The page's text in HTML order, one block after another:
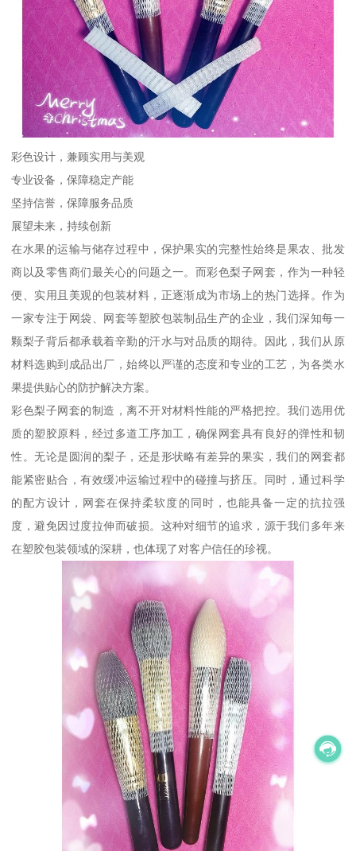
彩色设计，兼顾实用与美观
专业设备，保障稳定产能
坚持信誉，保障服务品质
展望未来，持续创新
在水果的运输与储存过程中，保护果实的完整性始终是果农、批发
商以及零售商们最关心的问题之一。而彩色梨子网套，作为一种轻
便、实用且美观的包装材料，正逐渐成为市场上的热门选择。作为
一家专注于网袋、网套等塑胶包装制品生产的企业，我们深知每一
颗梨子背后都承载着辛勤的汗水与对品质的期待。因此，我们从原
材料选购到成品出厂，始终以严谨的态度和专业的工艺，为各类水
果提供贴心的防护解决方案。
彩色梨子网套的制造，离不开对材料性能的严格把控。我们选用优
质的塑胶原料，经过多道工序加工，确保网套具有良好的弹性和韧
性。无论是圆润的梨子，还是形状略有差异的果实，我们的网套都
能紧密贴合，有效缓冲运输过程中的碰撞与挤压。同时，通过科学
的配方设计，网套在保持柔软度的同时，也能具备一定的抗拉强
度，避免因过度拉伸而破损。这种对细节的追求，源于我们多年来
在塑胶包装领域的深耕，也体现了对客户信任的珍视。